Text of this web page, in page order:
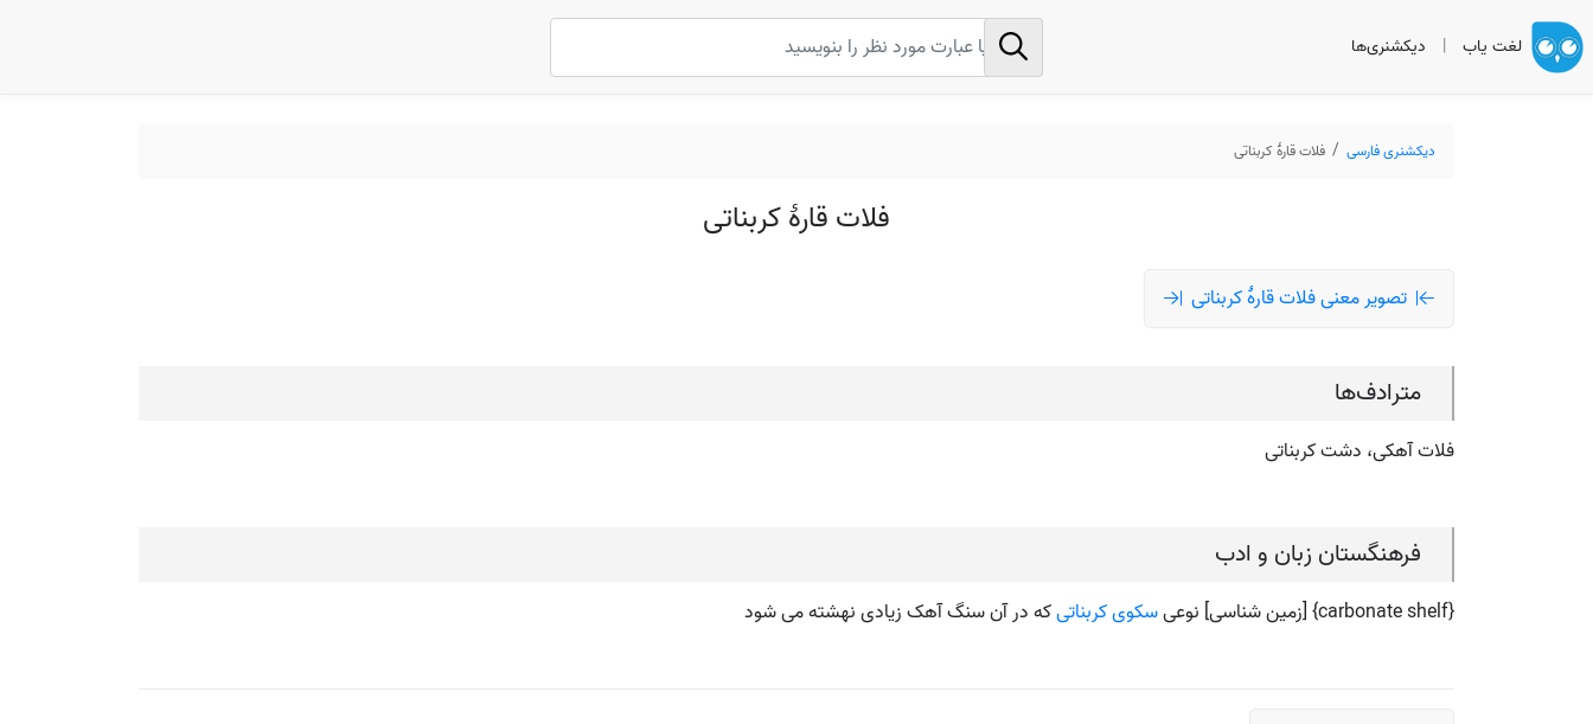
لغت یاب | دیکشنری‌ها
دیکشنری فارسی فلات قارۀ کربناتی
فلات قارۀ کربناتی
تصویر معنی فلات قارۀ کربناتی
مترادف‌ها
فلات آهکی، دشت کربناتی
فرهنگستان زبان و ادب
{carbonate shelf} [زمین شناسی] نوعی سکوی کربناتیکه در آن سنگ آهک زیادی نهشته می شود